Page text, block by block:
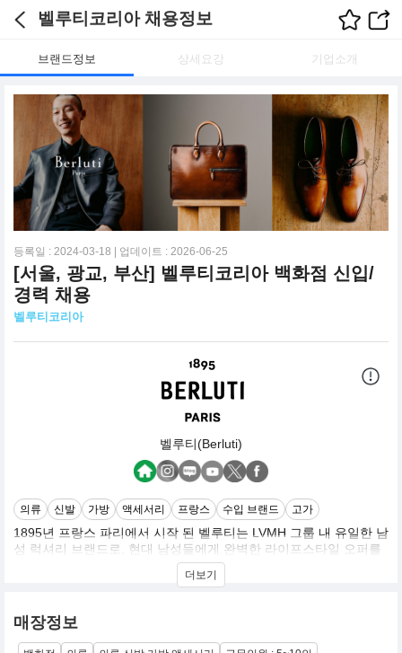
벨루티코리아 채용정보
브랜드정보 상세요강 기업소개
등록일 : 2024-03-18 | 업데이트 : 2026-06-25
[서울, 광교, 부산] 벨루티코리아 백화점 신입/
경력 채용
벨루티코리아
벨루티(Berluti)
의류 신발 가방 액세서리 프랑스 수입 브랜드 고가
1895년 프랑스 파리에서 시작 된 벨루티는 LVMH 그룹 내 유일한 남
성 럭셔리 브랜드로, 현대 남성들에게 완벽한 라이프스타일 오퍼를
제공하며 맨즈웨어 그 자체를 정의하는 독보적이고 범접할 수 없는
더보기
매장정보